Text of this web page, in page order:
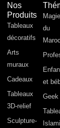
Nos
Produits
Tableaux
décoratifs
Arts
muraux
Cadeaux
Tableaux
3D-relief
Sculpture-
Magie
du
Maroc
et
Geek